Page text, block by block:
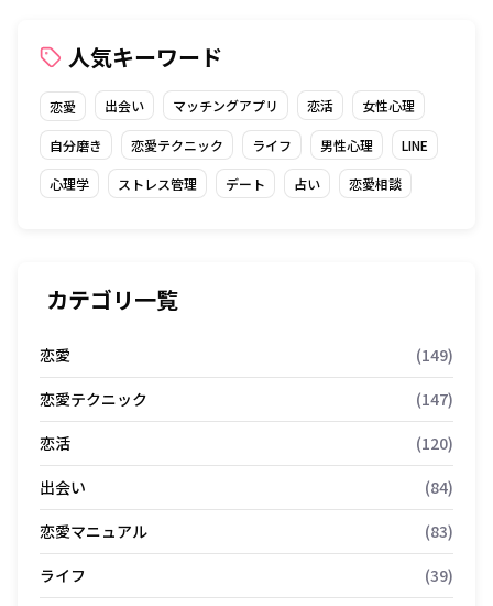
人気キーワード
恋愛 出会い マッチングアプリ 恋活 女性心理
自分磨き 恋愛テクニック ライフ 男性心理 LINE
心理学 ストレス管理 デート 占い 恋愛相談
カテゴリ一覧
恋愛
(149)
恋愛テクニック
(147)
恋活
(120)
出会い
(84)
恋愛マニュアル
(83)
ライフ
(39)